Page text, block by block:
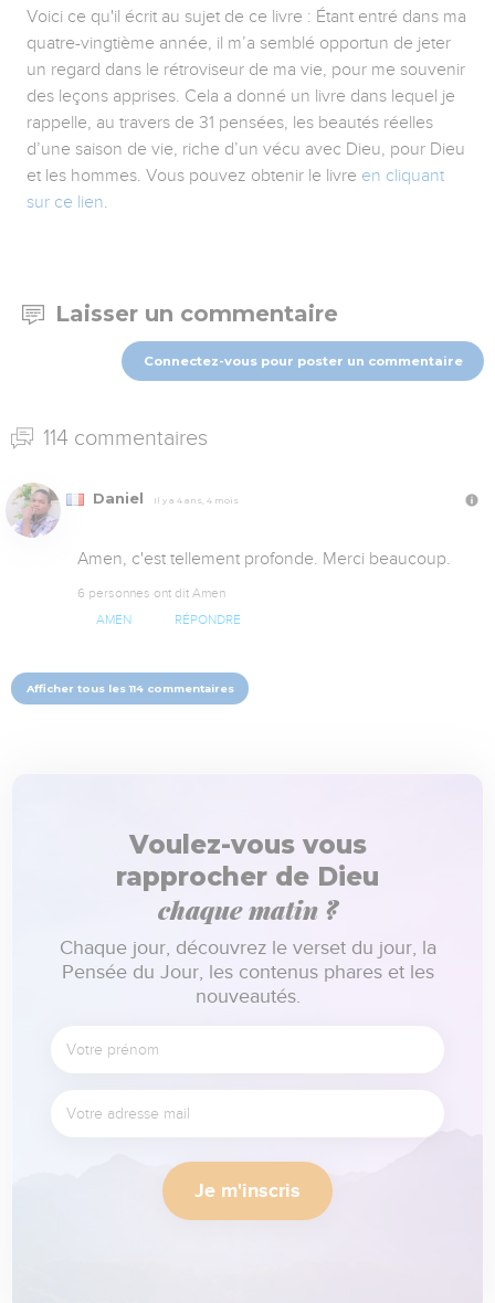
Voici ce qu'il écrit au sujet de ce livre : Étant entré dans ma
quatre-vingtième année, il m’a semblé opportun de jeter
un regard dans le rétroviseur de ma vie, pour me souvenir
des leçons apprises. Cela a donné un livre dans lequel je
rappelle, au travers de 31 pensées, les beautés réelles
d’une saison de vie, riche d’un vécu avec Dieu, pour Dieu
et les hommes. Vous pouvez obtenir le livre en cliquant
sur ce lien.
Laisser un commentaire
Connectez-vous pour poster un commentaire
114 commentaires
Daniel Il y a 4 ans, 4 mois
Amen, c'est tellement profonde. Merci beaucoup.
6 personnes ont dit Amen
AMEN RÉPONDRE
Afficher tous les 114 commentaires
Voulez-vous vous
rapprocher de Dieu
chaque matin ?
Chaque jour, découvrez le verset du jour, la
Pensée du Jour, les contenus phares et les
nouveautés.
Je m'inscris